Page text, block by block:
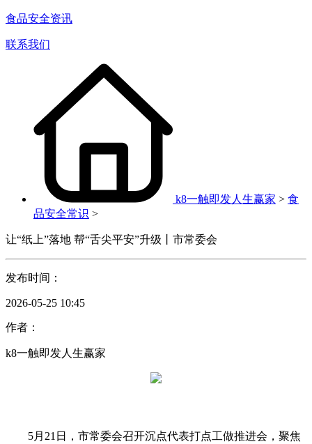
食品安全资讯
联系我们
k8一触即发人生赢家 > 食
品安全常识 >
让“纸上”落地 帮“舌尖平安”升级丨市常委会
发布时间：
2026-05-25 10:45
作者：
k8一触即发人生赢家
5月21日，市常委会召开沉点代表打点工做推进会，聚焦